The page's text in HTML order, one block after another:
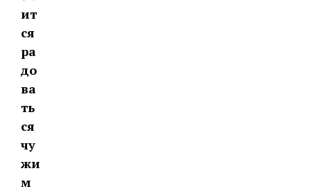
ит
ся
ра
до
ва
ть
ся
чу
жи
м